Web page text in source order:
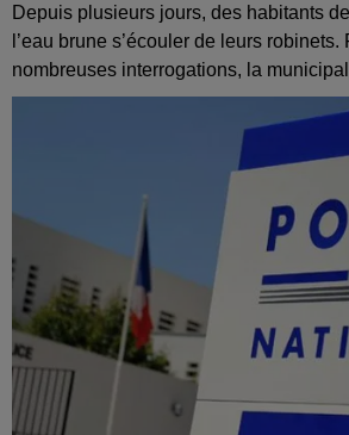
Depuis plusieurs jours, des habitants
l’eau brune s’écouler de leurs robinets.
nombreuses interrogations, la